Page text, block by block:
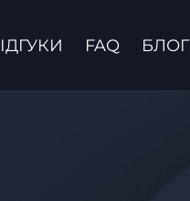
FAQ БЛОГ